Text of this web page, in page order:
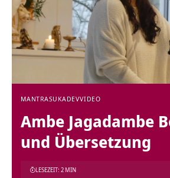
MANTRASUKADEVVIDEO
Ambe Jagadambe
und Übersetzung
LESEZEIT: 2 MIN